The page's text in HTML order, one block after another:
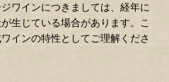
ワインにつきましては、経年に
生じている場合があります。こ
インの特性としてご理解くださ